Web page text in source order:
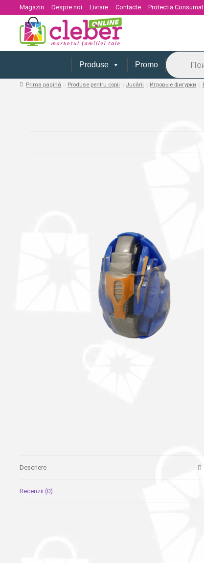
Magazin Despre noi Livrare Contacte Protectia
Produse Promo
Products
search
Prima pagină Produse pentru copii Jucării Игровые фигурки
Descriere
Recenzii (0)